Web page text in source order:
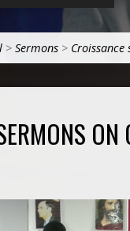
> Sermons >
ON